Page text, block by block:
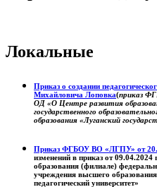
Локальные
Приказ о создании
Михайловича Лоповка(приказ
ОД «О Центре развития
государственного
образования «Луганский
Приказ ФГБОУ ВО «ЛГПУ» от
изменений в приказ от
образования (филиале)
учреждения высшего
педагогический университет»